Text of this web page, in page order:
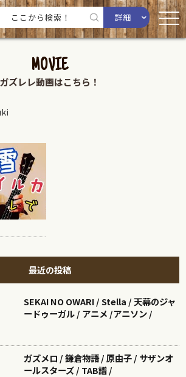
詳細
MOVIE
ガズレレ動画はこちら！
最近の投稿
SEKAI NO OWARI / Stella / 天幕のジャ
ードゥーガル / アニメ /アニソン /
ガズメロ / 鎌倉物語 / 原由子 / サザンオ
ールスターズ / TAB譜 /